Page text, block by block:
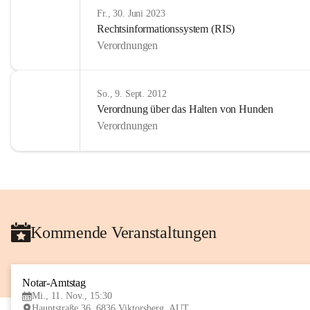
Fr., 30. Juni 2023
Rechtsinformationssystem (RIS)
Verordnungen
So., 9. Sept. 2012
Verordnung über das Halten von Hunden
Verordnungen
Kommende Veranstaltungen
Notar-Amtstag
Mi., 11. Nov., 15:30